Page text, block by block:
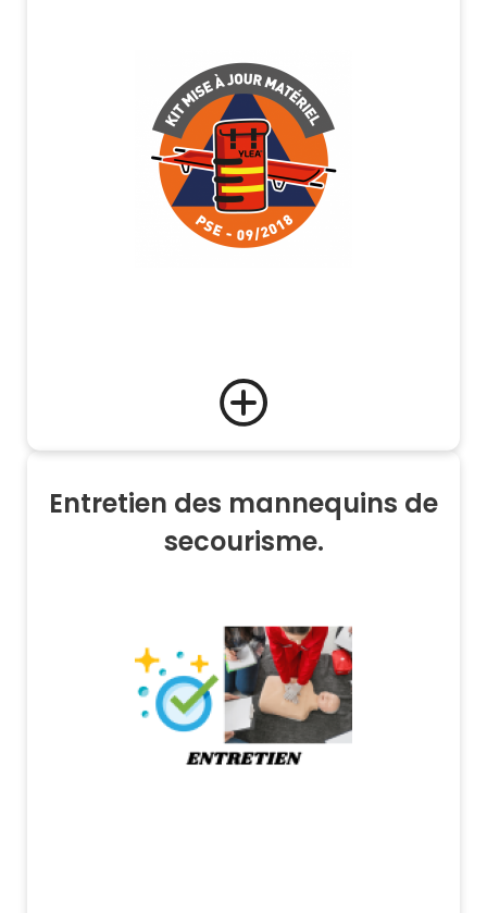
Entretien des mannequins de
secourisme.